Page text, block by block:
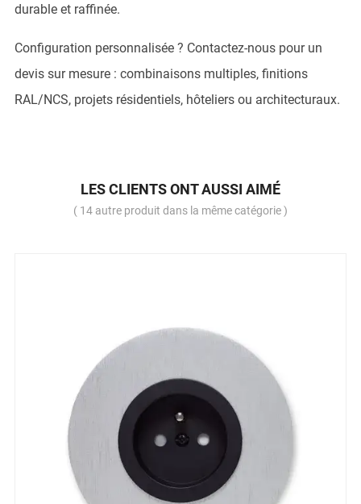
durable et raffinée.
Configuration personnalisée ? Contactez-nous pour un
devis sur mesure : combinaisons multiples, finitions
RAL/NCS, projets résidentiels, hôteliers ou architecturaux.
LES CLIENTS ONT AUSSI AIMÉ
( 14 autre produit dans la même catégorie )